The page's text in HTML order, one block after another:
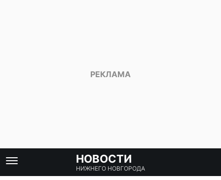
НОВОСТИ
НИЖНЕГО НОВГОРОДА